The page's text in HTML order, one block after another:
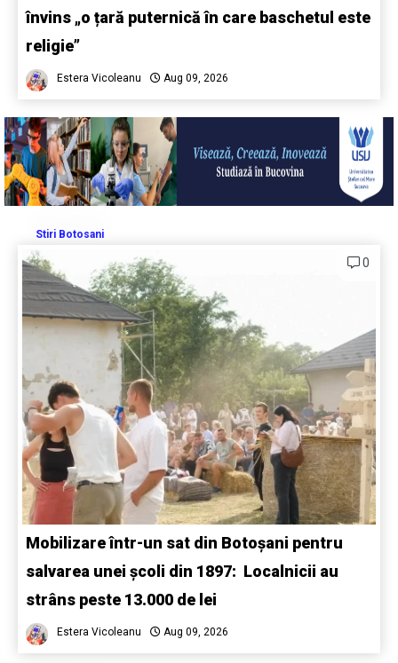
învins „o țară puternică în care baschetul este
religie”
Estera Vicoleanu Aug 09, 2026
Stiri Botosani
0
Mobilizare într-un sat din Botoșani pentru
salvarea unei școli din 1897: Localnicii au
strâns peste 13.000 de lei
Estera Vicoleanu Aug 09, 2026